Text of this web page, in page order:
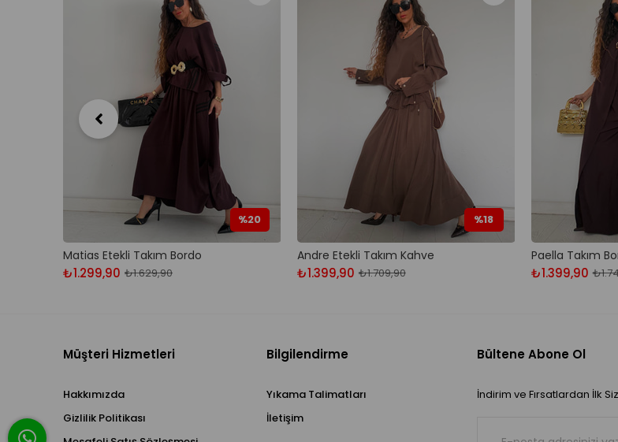
Matias Etekli Takım Bordo
₺1.299,90 ₺1.629,90
%20
Andre Etekli Takım Kahve
₺1.399,90 ₺1.709,90
%18
Paella Takım
₺1.399,90
Müşteri Hizmetleri
Hakkımızda
Gizlilik Politikası
Bilgilendirme
Yıkama Talimatları
İletişim
Bültene Abone Ol
İndirim ve Fırsatlardan İlk